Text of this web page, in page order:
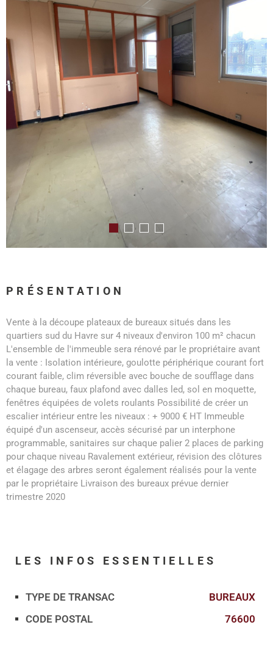
PRÉSENTATION
Vente à la découpe plateaux de bureaux situés dans les
quartiers sud du Havre sur 4 niveaux d'environ 100 m² chacun
L'ensemble de l'immeuble sera rénové par le propriétaire avant
la vente : Isolation intérieure, goulotte périphérique courant fort
courant faible, clim réversible avec bouche de soufflage dans
chaque bureau, faux plafond avec dalles led, sol en moquette,
fenêtres équipées de volets roulants Possibilité de créer un
escalier intérieur entre les niveaux : + 9000 € HT Immeuble
équipé d'un ascenseur, accès sécurisé par un interphone
programmable, sanitaires sur chaque palier 2 places de parking
pour chaque niveau Ravalement extérieur, révision des clôtures
et élagage des arbres seront également réalisés pour la vente
par le propriétaire Livraison des bureaux prévue dernier
trimestre 2020
LES INFOS ESSENTIELLES
Caractérisque Valeurs
TYPE DE TRANSAC
BUREAUX
CODE POSTAL
76600